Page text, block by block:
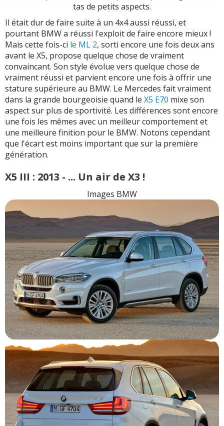
tas de petits aspects.
Il était dur de faire suite à un 4x4 aussi réussi, et
pourtant BMW a réussi l'exploit de faire encore mieux !
Mais cette fois-ci le ML 2, sorti encore une fois deux ans
avant le X5, propose quelque chose de vraiment
convaincant. Son style évolue vers quelque chose de
vraiment réussi et parvient encore une fois à offrir une
stature supérieure au BMW. Le Mercedes fait vraiment
dans la grande bourgeoisie quand le X5 E70 mixe son
aspect sur plus de sportivité. Les différences sont encore
une fois les mêmes avec un meilleur comportement et
une meilleure finition pour le BMW. Notons cependant
que l'écart est moins important que sur la première
génération.
X5 III : 2013 - ... Un air de X3 !
Images BMW